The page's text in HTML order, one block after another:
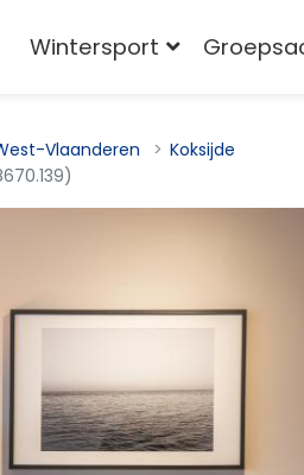
Vlaanderen
Koksijde
Wintersport